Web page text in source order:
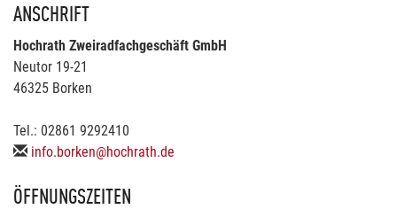
ANSCHRIFT
Hochrath Zweiradfachgeschäft GmbH
Neutor 19-21
46325 Borken
Tel.: 02861 9292410
info.borken@hochrath.de
ÖFFNUNGSZEITEN